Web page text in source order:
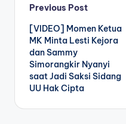
Post
navigation
Previous Post
[VIDEO] Momen Ketua
MK Minta Lesti Kejora
dan Sammy
Simorangkir Nyanyi
saat Jadi Saksi Sidang
UU Hak Cipta